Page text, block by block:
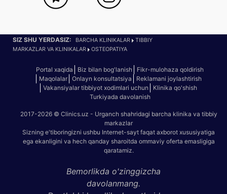
SIZ SHU YERDASIZ: BARCHA KLINIKALAR
TIBBIY
MARKAZLAR VA KLINIKALAR
OSTEOPATIYA
Portal xaqida Biz bilan bog'lanish
Fikr-mulohaza qoldirish
Maqolalar
Onlayn konsultatsiya
Reklamani joylashtirish
Vakansiyalar tibbiyot xodimlari uchun
Klinika qo'shish
Turkiyada davolanish
2017-2026 © Clinics.uz - Urganch shahridagi barcha klinika va tibbiy
markazlar
Sizning e'tiboringizni ushbu Internet-sayt faqat axborot xususiyatiga
ega ekanligini va hech qanday sharoitda ommaviy oferta emasligiga
qaratamiz.
Bemorlikda o'zinggizcha
davolanmang.